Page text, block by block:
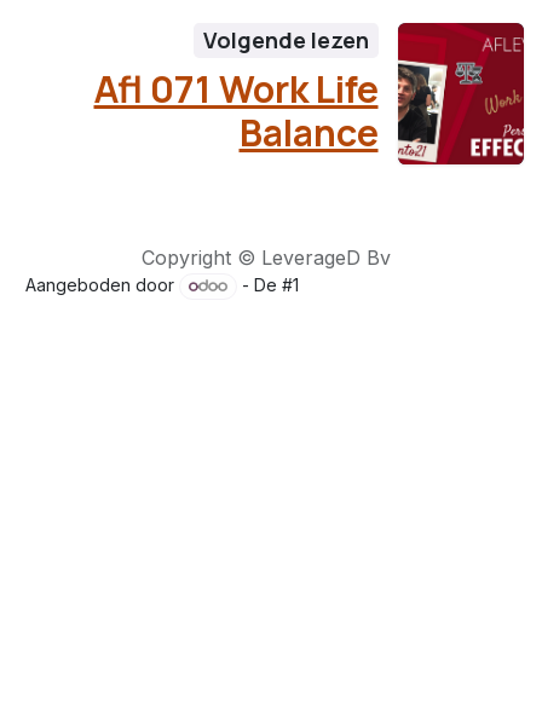
Volgende lezen
Afl 071 Work Life
Balance
Copyright © LeverageD Bv
Aangeboden door - De #1